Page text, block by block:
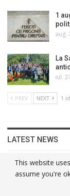
1
aug.
La
iul.
PREV NEXT 1
LATEST NEWS
5 August 1976.
This website
assume you're